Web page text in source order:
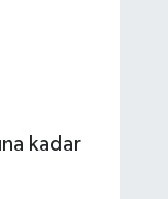
kadar